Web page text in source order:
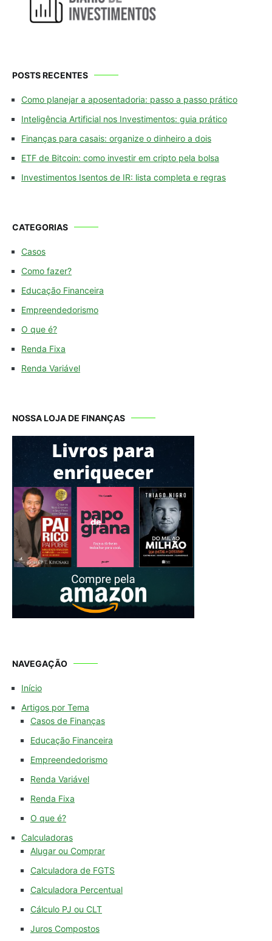
POSTS RECENTES
Como planejar a aposentadoria: passo a passo prático
Inteligência Artificial nos Investimentos: guia prático
Finanças para casais: organize o dinheiro a dois
ETF de Bitcoin: como investir em cripto pela bolsa
Investimentos Isentos de IR: lista completa e regras
CATEGORIAS
Casos
Como fazer?
Educação Financeira
Empreendedorismo
O que é?
Renda Fixa
Renda Variável
NOSSA LOJA DE FINANÇAS
NAVEGAÇÃO
Início
Artigos por Tema
Casos de Finanças
Educação Financeira
Empreendedorismo
Renda Variável
Renda Fixa
O que é?
Calculadoras
Alugar ou Comprar
Calculadora de FGTS
Calculadora Percentual
Cálculo PJ ou CLT
Juros Compostos